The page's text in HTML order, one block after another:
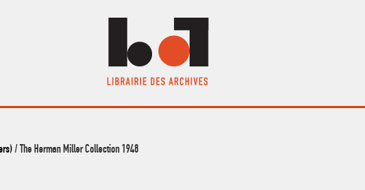
/ The Herman Miller Collection 1948